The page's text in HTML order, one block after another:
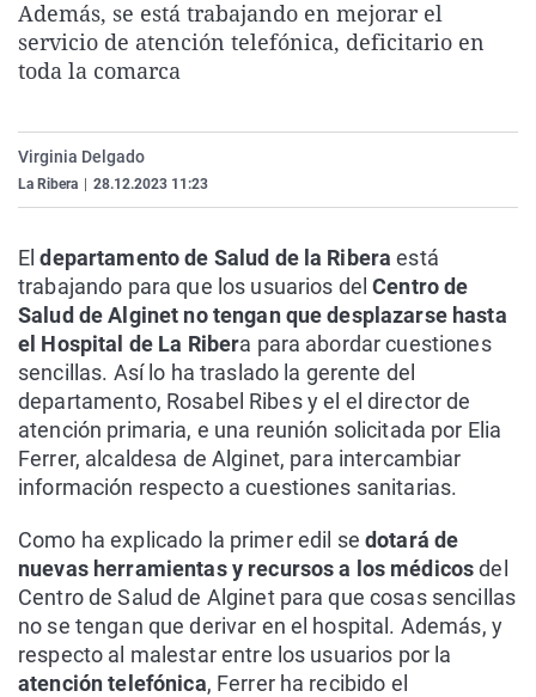
La rosa de los vientos
Caso
Extremadura
Virales
Además, se está trabajando en mejorar el
servicio de atención telefónica, deficitario en
toda la comarca
Virginia Delgado
La Ribera 28.12.2023 11:23
Eldepartamento de Salud de la Riberaestá
trabajando para que los usuarios delCentro de
Salud de Alginet no tengan que desplazarse hasta
el Hospital de La Ribera para abordar cuestiones
sencillas. Así lo ha traslado la gerente del
departamento, Rosabel Ribes y el el director de
atención primaria, e una reunión solicitada por Elia
Ferrer, alcaldesa de Alginet, para intercambiar
información respecto a cuestiones sanitarias.
Como ha explicado la primer edil sedotará de
nuevas herramientas y recursos a los médicosdel
Centro de Salud de Alginet para que cosas sencillas
no se tengan que derivar en el hospital. Además, y
respecto al malestar entre los usuarios por la
atención telefónica, Ferrer ha recibido el